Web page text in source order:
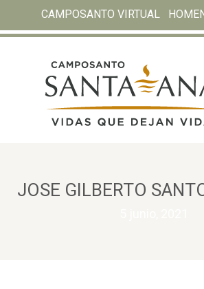
CAMPOSANTO VIRTUAL
JOSE GILBERTO